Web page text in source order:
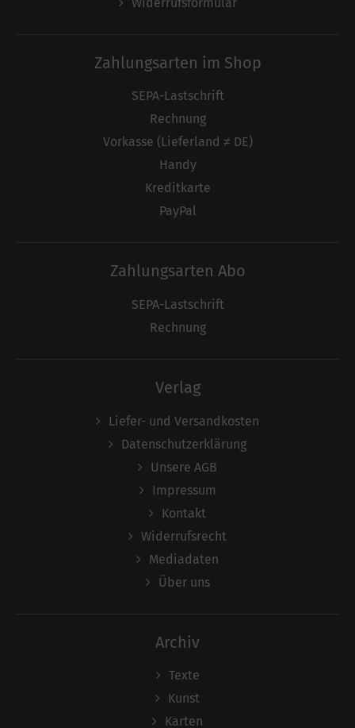
Zahlungsarten im Shop
SEPA-Lastschrift
Rechnung
Vorkasse (Lieferland ≠ DE)
Handy
Kreditkarte
PayPal
Zahlungsarten Abo
SEPA-Lastschrift
Rechnung
Verlag
Liefer- und Versandkosten
Datenschutzerklärung
Unsere AGB
Impressum
Kontakt
Widerrufsrecht
Mediadaten
Über uns
Archiv
Texte
Kunst
Karten